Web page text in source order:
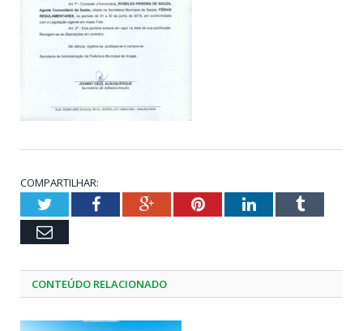
COMPARTILHAR:
TwitterFacebookGoogle+PinterestLinkedInTumblr
Email
CONTEÚDO RELACIONADO